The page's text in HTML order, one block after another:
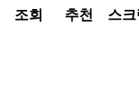
조회 추천 스